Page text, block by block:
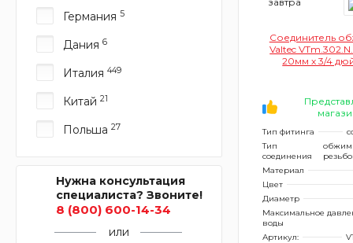
Германия 5
Дания 6
Италия 449
Китай 21
Польша 27
Нужна консультация
специалиста? Звоните!
8 (800) 600-14-34
или
Соединитель
Valtec
20мм х 3/4
внутреннюю
Тип фитинга
Тип
соединения
Материал
Цвет
Диаметр
Максимальное
воды
Артикул: